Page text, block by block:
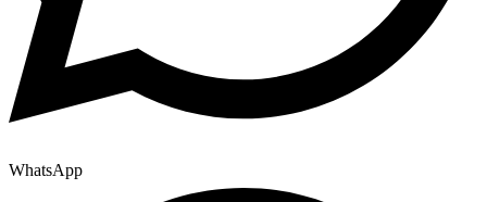
WhatsApp